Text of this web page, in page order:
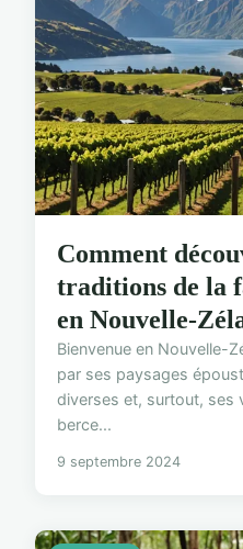
Comment
traditions de la
en Nouvelle-
Bienvenue en Nouvelle-
par ses paysages
diverses et, surtout, ses
berce...
9 septembre 2024